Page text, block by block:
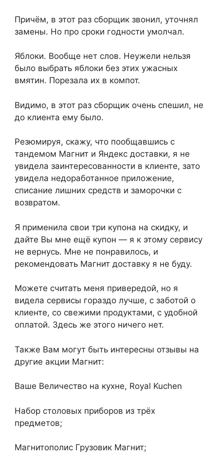
Причём, в этот раз сборщик звонил, уточнял
замены. Но про сроки годности умолчал.
Яблоки. Вообще нет слов. Неужели нельзя
было выбрать яблоки без этих ужасных
вмятин. Порезала их в компот.
Видимо, в этот раз сборщик очень спешил, не
до клиента ему было.
Резюмируя, скажу, что пообщавшись с
тандемом Магнит и Яндекс доставки, я не
увидела заинтересованности в клиенте, зато
увидела недоработанное приложение,
списание лишних средств и заморочки с
возвратом.
Я применила свои три купона на скидку, и
дайте Вы мне ещё купон — я к этому сервису
не вернусь. Мне не понравилось, и
рекомендовать Магнит доставку я не буду.
Можете считать меня привередой, но я
видела сервисы гораздо лучше, с заботой о
клиенте, со свежими продуктами, с удобной
оплатой. Здесь же этого ничего нет.
Также Вам могут быть интересны отзывы на
другие акции Магнит:
Ваше Величество на кухне, Royal Kuchen
Набор столовых приборов из трёх
предметов;
Магнитополис Грузовик Магнит;